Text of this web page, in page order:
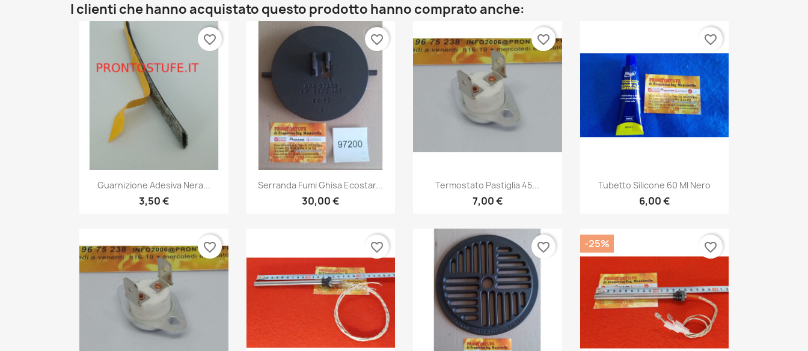
I clienti che hanno acquistato questo prodotto hanno comprato anche:
Anteprima
Guarnizione Adesiva Nera...
3,50 €
favorite_border
Anteprima
Serranda Fumi Ghisa Ecostar...
30,00 €
favorite_border
Anteprima
Termostato Pastiglia 45...
7,00 €
favorite_border
Anteprima
Tubetto Silicone 60 Ml Nero
6,00 €
favorite_border
favorite_border favorite_border favorite_border -25% favorite_border